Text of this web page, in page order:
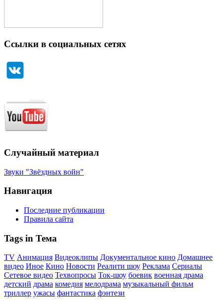
Ссылки в социальных сетях
Случайный материал
Звуки "Звёздных войн"
Навигация
Последние публикации
Правила сайта
Tags in Тема
TV Анимация Видеоклипы Документальное кино Домашнее
видео Иное Кино Новости Реалити шоу Реклама Сериалы
Сетевое видео Техвопросы Ток-шоу боевик военная драма
детский драма комедия мелодрама музыкальный фильм
триллер ужасы фантастика фэнтези